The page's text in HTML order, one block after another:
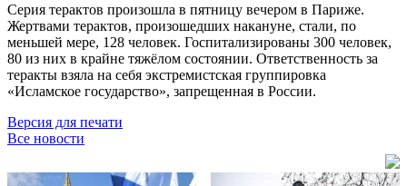
Серия терактов произошла в пятницу вечером в Париже.
Жертвами терактов, произошедших накануне, стали, по
меньшей мере, 128 человек. Госпитализированы 300 человек,
80 из них в крайне тяжёлом состоянии. Ответственность за
теракты взяла на себя экстремистская группировка
«Исламское государство», запрещенная в России.
Версия для печати
Все новости